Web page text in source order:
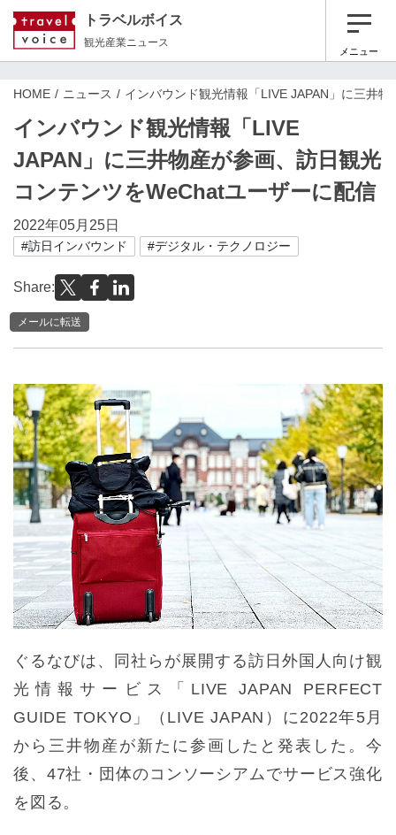
トラベルボイス
観光産業ニュース
メニュー
HOME ニュース インバウンド観光情報「LIVE JAPAN」に三井
インバウンド観光情報「LIVE
JAPAN」に三井物産が参画、訪日観光
コンテンツをWeChatユーザーに配信
2022年05月25日
#訪日インバウンド #デジタル・テクノロジー
Share:
メールに転送
ぐるなびは、同社らが展開する訪日外国人向け観
光情報サービス「LIVE JAPAN PERFECT
GUIDE TOKYO」（LIVE JAPAN）に2022年5月
から三井物産が新たに参画したと発表した。今
後、47社・団体のコンソーシアムでサービス強化
を図る。